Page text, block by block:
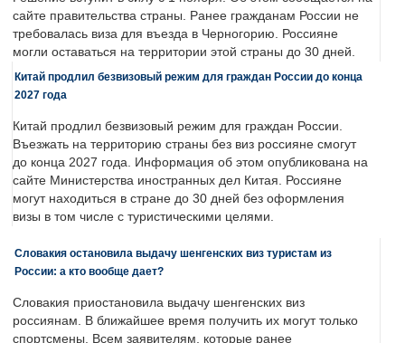
сайте правительства страны. Ранее гражданам России не
требовалась виза для въезда в Черногорию. Россияне
могли оставаться на территории этой страны до 30 дней.
Китай продлил безвизовый режим для граждан России до конца
2027 года
Китай продлил безвизовый режим для граждан России.
Въезжать на территорию страны без виз россияне смогут
до конца 2027 года. Информация об этом опубликована на
сайте Министерства иностранных дел Китая. Россияне
могут находиться в стране до 30 дней без оформления
визы в том числе с туристическими целями.
Словакия остановила выдачу шенгенских виз туристам из
России: а кто вообще дает?
Словакия приостановила выдачу шенгенских виз
россиянам. В ближайшее время получить их могут только
спортсмены. Всем заявителям, которые ранее